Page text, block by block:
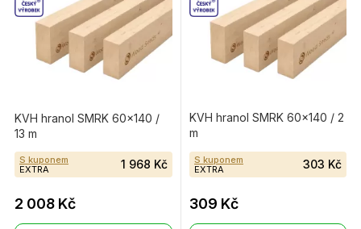
KVH hranol SMRK 60×140 /
13 m
S kuponem
EXTRA
1 968 Kč
2 008 Kč
KVH hranol SMRK 60×140 / 2
m
S kuponem
EXTRA
303 Kč
309 Kč